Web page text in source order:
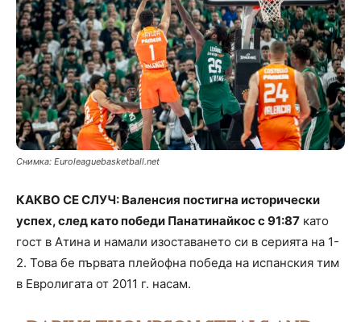
Снимка: Еuroleaguebasketball.net
КАКВО СЕ СЛУЧ: Валенсия постигна исторически
успех, след като победи Панатинайкос с 91:87 като
гост в Атина и намали изоставането си в серията на 1-
2. Това бе първата плейофна победа на испанския тим
в Евролигата от 2011 г. насам.